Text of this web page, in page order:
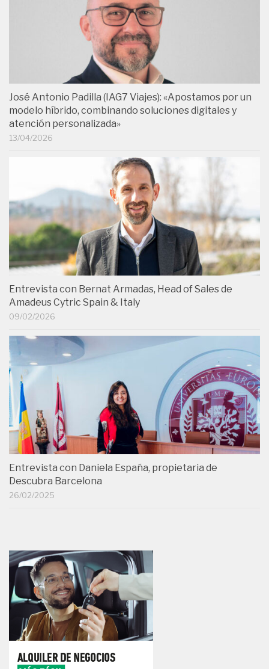
José Antonio Padilla (IAG7 Viajes): «Apostamos por un
modelo híbrido, combinando soluciones digitales y
atención personalizada»
13/04/2026
Entrevista con Bernat Armadas, Head of Sales de
Amadeus Cytric Spain & Italy
09/02/2026
Entrevista con Daniela España, propietaria de
Descubra Barcelona
26/02/2025